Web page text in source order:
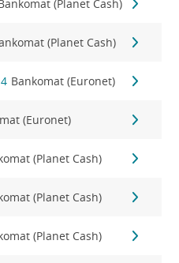
(Planet Cash)
(Planet Cash)
Bankomat (Euronet)
(Euronet)
(Planet Cash)
(Planet Cash)
(Planet Cash)